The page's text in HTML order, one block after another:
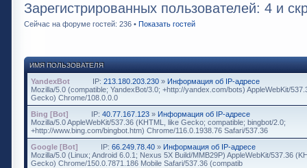
Зарегистрированных пользователей: 4 и
Сейчас на форуме гостей: 236 • Показать гостей
ИМЯ ПОЛЬЗОВАТЕЛЯ
YandexBot IP: 213.180.203.230 » Информация об IP-адресе
Mozilla/5.0 (compatible; YandexBot/3.0; +http://yandex.com/bots) AppleWebKit/
Gecko) Chrome/108.0.0.0
Bing [Bot]
IP: 40.77.167.123 » Информация об IP-адресе
Mozilla/5.0 AppleWebKit/537.36 (KHTML, like Gecko; compatible; bingbot/2.0;
+http://www.bing.com/bingbot.htm) Chrome/116.0.1938.76 Safari/537.36
Google [Bot]
IP: 66.249.78.40 » Информация об IP-адресе
Mozilla/5.0 (Linux; Android 6.0.1; Nexus 5X Build/MMB29P) AppleWebKit/537.36
Gecko) Chrome/150.0.7871.186 Mobile Safari/537.36 (compatib